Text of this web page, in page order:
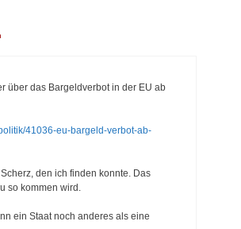
über das Bargeldverbot in der EU ab
41036-eu-bargeld-verbot-ab-
den ich finden konnte. Das
so kommen wird.
ein Staat noch anderes als eine